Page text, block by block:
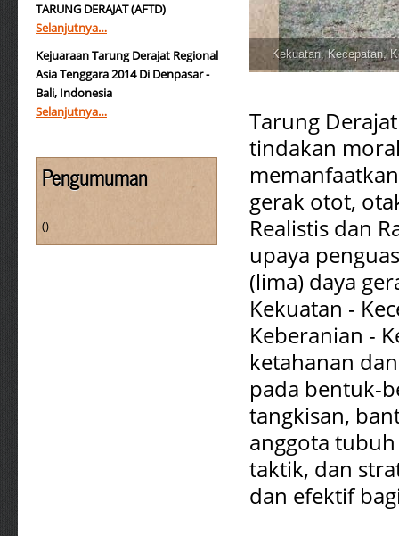
TARUNG DERAJAT (AFTD)
Selanjutnya…
Kejuaraan Tarung Derajat Regional
Asia Tenggara 2014 Di Denpasar -
Bali, Indonesia
Selanjutnya…
Pengumuman
()
Kekuatan, Kecepatan,
Tarung
tindakan
gerak otot,
Realistis dan
upaya
(lima) daya
Kekuatan -
Keberanian -
ketahanan
pada bentuk-
tangkisan,
anggota
taktik, dan
dan efektif